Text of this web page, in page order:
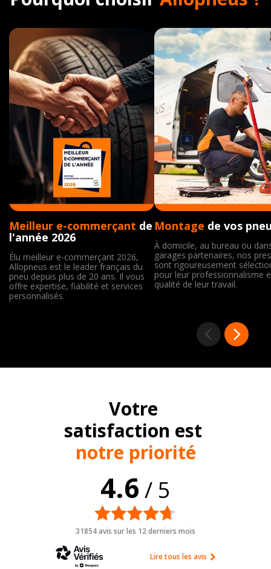
Meilleur e-commerçant de
l'année 2026
Élu meilleur e-commerçant 2026,
Allopneus est le leader français du
pneu depuis plus de 20 ans. Il vous
offre expertise, fiabilité et services
personnalisés.
Montage de vos
À domicile, au bureau ou
garages partenaires, nos
sont rigoureusement
pour leur professionnalisme
qualité de leur travail.
Votre
satisfaction est
notre priorité
4.6 / 5
31854 avis sur les 12 derniers mois
Lire tous les avis